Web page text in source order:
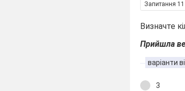
Запитання 11
Визначте
Прийшла
варіанти
3